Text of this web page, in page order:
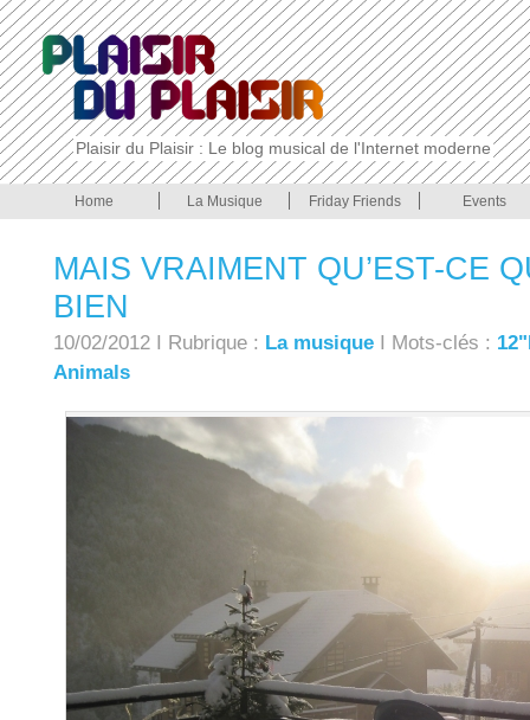
Plaisir du Plaisir : Le blog musical de l'Internet moderne
Home La Musique Friday Friends Events
MAIS VRAIMENT QU’EST-CE
BIEN
10/02/2012 I Rubrique : La musique I Mots-clés :
Animals